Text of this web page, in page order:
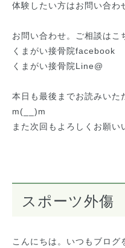
体験したい方はお問い合わ
お問い合わせ。ご相談はこ
くまがい接骨院facebook
くまがい接骨院Line@
本日も最後までお読みいた
m(__)m
また次回もよろしくお願
スポーツ外傷
こんにちは。いつもブロ